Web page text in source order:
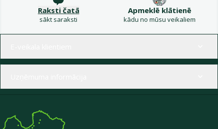
Raksti čatā
sākt saraksti
Apmeklē klātienē
kādu no mūsu veikaliem